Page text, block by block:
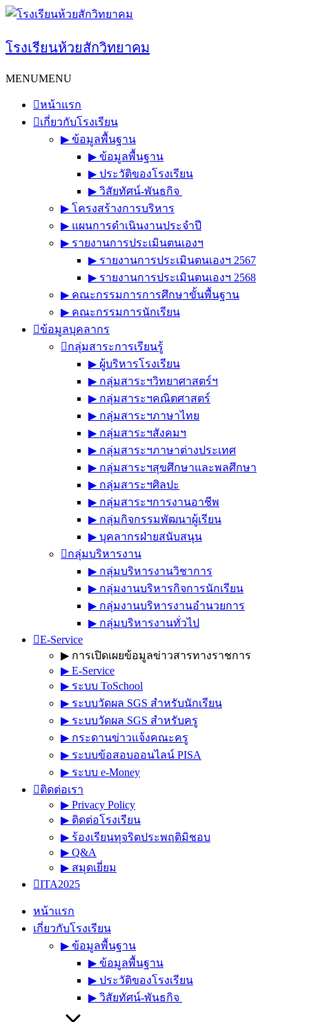
Skip
โรงเรียนห้วยสักวิทยาคม
MENUMENU
หน้าแรก
เกี่ยวกับโรงเรียน
▶︎ ข้อมูลพื้นฐาน
▶︎ ข้อมูลพื้นฐาน
▶︎ ประวัติของโรงเรียน
▶︎ วิสัยทัศน์-พันธกิจ
▶︎ โครงสร้างการบริหาร
▶︎ แผนการดำเนินงานประจำปี
▶︎ รายงานการประเมินตนเองฯ
▶︎ รายงานการประเมินตนเองฯ 2567
▶︎ รายงานการประเมินตนเองฯ 2568
▶︎ คณะกรรมการการศึกษาขั้นพื้นฐาน
▶︎ คณะกรรมการนักเรียน
ข้อมูลบุคลากร
กลุ่มสาระการเรียนรู้
▶︎ ผู้บริหารโรงเรียน
▶︎ กลุ่มสาระฯวิทยาศาสตร์ฯ
▶︎ กลุ่มสาระฯคณิตศาสตร์
▶︎ กลุ่มสาระฯภาษาไทย
▶︎ กลุ่มสาระฯสังคมฯ
▶︎ กลุ่มสาระฯภาษาต่างประเทศ
▶︎ กลุ่มสาระฯสุขศึกษาและพลศึกษา
▶︎ กลุ่มสาระฯศิลปะ
▶︎ กลุ่มสาระฯการงานอาชีพ
▶︎ กลุ่มกิจกรรมพัฒนาผู้เรียน
▶︎ บุคลากรฝ่ายสนับสนุน
กลุ่มบริหารงาน
▶︎ กลุ่มบริหารงานวิชาการ
▶︎ กลุ่มงานบริหารกิจการนักเรียน
▶︎ กลุ่มงานบริหารงานอำนวยการ
▶︎ กลุ่มบริหารงานทั่วไป
E-Service
▶︎ การเปิดเผยข้อมูลข่าวสารทางราชการ
▶︎ E-Service
▶︎ ระบบ ToSchool
▶︎ ระบบวัดผล SGS สำหรับนักเรียน
▶︎ ระบบวัดผล SGS สำหรับครู
▶︎ กระดานข่าวแจ้งคณะครู
▶︎ ระบบข้อสอบออนไลน์ PISA
▶︎ ระบบ e-Money
ติดต่อเรา
▶︎ Privacy Policy
▶︎ ติดต่อโรงเรียน
▶︎ ร้องเรียนทุจริตประพฤติมิชอบ
▶︎ Q&A
▶︎ สมุดเยี่ยม
ITA2025
หน้าแรก
เกี่ยวกับโรงเรียน
▶︎ ข้อมูลพื้นฐาน
▶︎ ข้อมูลพื้นฐาน
▶︎ ประวัติของโรงเรียน
▶︎ วิสัยทัศน์-พันธกิจ